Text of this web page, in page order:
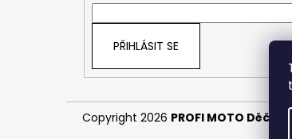
PŘIHLÁSIT SE
Copyright 2026 PROFI MOTO Děčín